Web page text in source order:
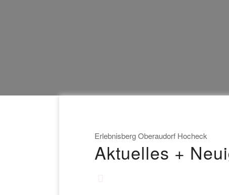
Erlebnisberg Oberaudorf Hocheck
Aktuelles +